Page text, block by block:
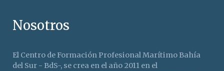
Nosotros
El Centro de Formación Profesional Marítimo Bahía
del Sur - BdS-, se crea en el año 2011 en el